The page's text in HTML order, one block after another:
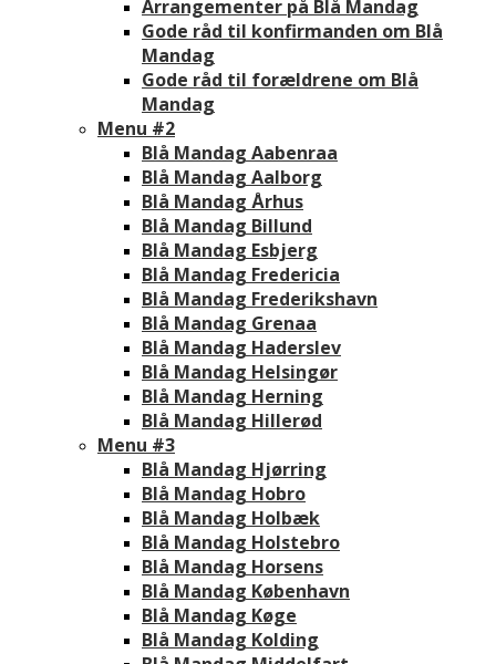
Arrangementer på Blå Mandag
Gode råd til konfirmanden om Blå
Mandag
Gode råd til forældrene om Blå
Mandag
Menu #2
Blå Mandag Aabenraa
Blå Mandag Aalborg
Blå Mandag Århus
Blå Mandag Billund
Blå Mandag Esbjerg
Blå Mandag Fredericia
Blå Mandag Frederikshavn
Blå Mandag Grenaa
Blå Mandag Haderslev
Blå Mandag Helsingør
Blå Mandag Herning
Blå Mandag Hillerød
Menu #3
Blå Mandag Hjørring
Blå Mandag Hobro
Blå Mandag Holbæk
Blå Mandag Holstebro
Blå Mandag Horsens
Blå Mandag København
Blå Mandag Køge
Blå Mandag Kolding